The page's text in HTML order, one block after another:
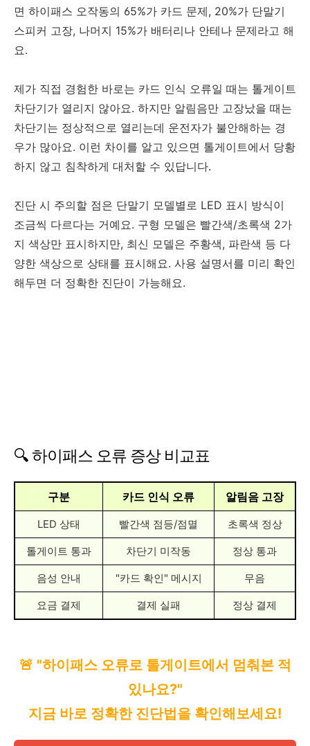
면 하이패스 오작동의 65%가 카드 문제, 20%가 단말기
스피커 고장, 나머지 15%가 배터리나 안테나 문제라고 해
요.
제가 직접 경험한 바로는 카드 인식 오류일 때는 톨게이트
차단기가 열리지 않아요. 하지만 알림음만 고장났을 때는
차단기는 정상적으로 열리는데 운전자가 불안해하는 경
우가 많아요. 이런 차이를 알고 있으면 톨게이트에서 당황
하지 않고 침착하게 대처할 수 있답니다.
진단 시 주의할 점은 단말기 모델별로 LED 표시 방식이
조금씩 다르다는 거예요. 구형 모델은 빨간색/초록색 2가
지 색상만 표시하지만, 최신 모델은 주황색, 파란색 등 다
양한 색상으로 상태를 표시해요. 사용 설명서를 미리 확인
해두면 더 정확한 진단이 가능해요.
🔍 하이패스 오류 증상 비교표
구분 카드 인식 오류 알림음 고장
LED 상태 빨간색 점등/점멸 초록색 정상
톨게이트 통과 차단기 미작동 정상 통과
음성 안내 "카드 확인" 메시지 무음
요금 결제 결제 실패 정상 결제
🚨 "하이패스 오류로 톨게이트에서 멈춰본 적
있나요?"
지금 바로 정확한 진단법을 확인해보세요!